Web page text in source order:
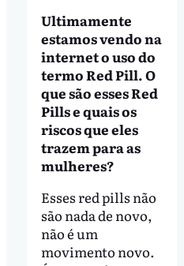
Ultimamente
estamos vendo na
internet o uso do
termo Red Pill. O
que são esses Red
Pills e quais os
riscos que eles
trazem para as
mulheres?
Esses red pills não
são nada de novo,
não é um
movimento novo.